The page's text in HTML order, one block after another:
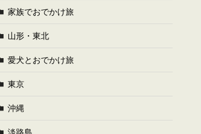
家族でおでかけ旅
山形・東北
愛犬とおでかけ旅
東京
沖縄
淡路島